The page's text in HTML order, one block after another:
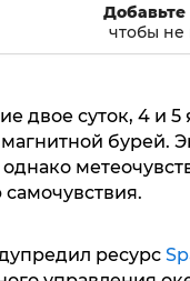
Добавьте
чтобы не
двое суток, 4 и 5
бурей.
ресурс